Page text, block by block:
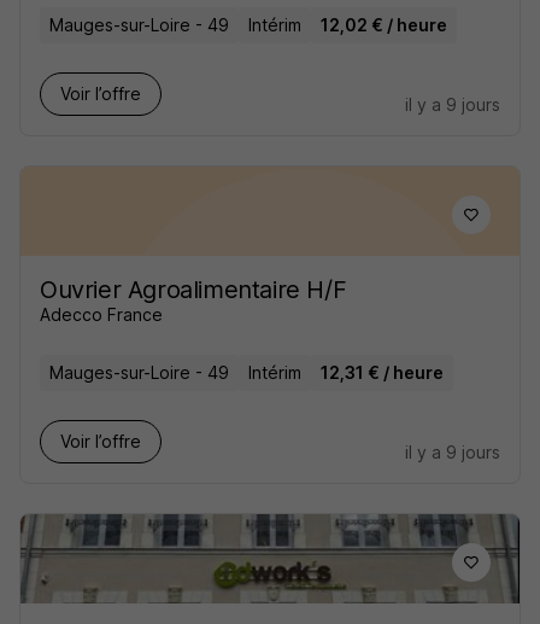
Mauges-sur-Loire - 49 Intérim 12,02 € / heure
Voir l’offre
il y a 9 jours
Ouvrier Agroalimentaire H/F
Adecco France
Mauges-sur-Loire - 49 Intérim 12,31 € / heure
Voir l’offre
il y a 9 jours